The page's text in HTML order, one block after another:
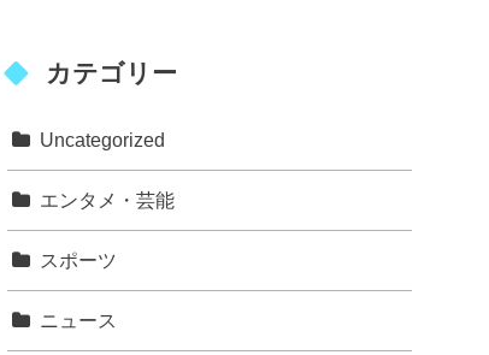
カテゴリー
Uncategorized
エンタメ・芸能
スポーツ
ニュース